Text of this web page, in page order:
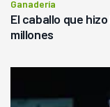
Ganadería
El caballo que
millones